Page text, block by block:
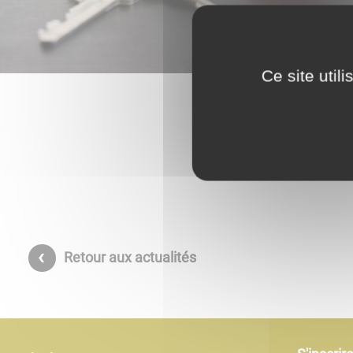
Retour aux actualités
Ce site